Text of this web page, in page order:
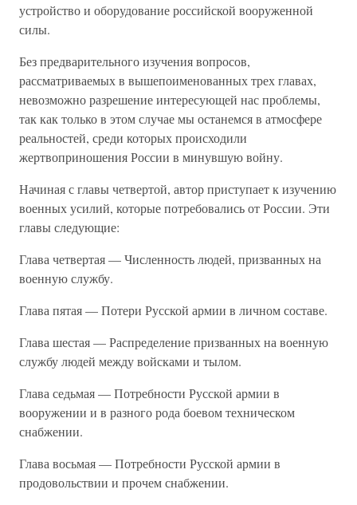
устройство и оборудование российской вооруженной
силы.
Без предварительного изучения вопросов,
рассматриваемых в вышепоименованных трех главах,
невозможно разрешение интересующей нас проблемы,
так как только в этом случае мы останемся в атмосфере
реальностей, среди которых происходили
жертвоприношения России в минувшую войну.
Начиная с главы четвертой, автор приступает к изучению
военных усилий, которые потребовались от России. Эти
главы следующие:
Глава четвертая — Численность людей, призванных на
военную службу.
Глава пятая — Потери Русской армии в личном составе.
Глава шестая — Распределение призванных на военную
службу людей между войсками и тылом.
Глава седьмая — Потребности Русской армии в
вооружении и в разного рода боевом техническом
снабжении.
Глава восьмая — Потребности Русской армии в
продовольствии и прочем снабжении.